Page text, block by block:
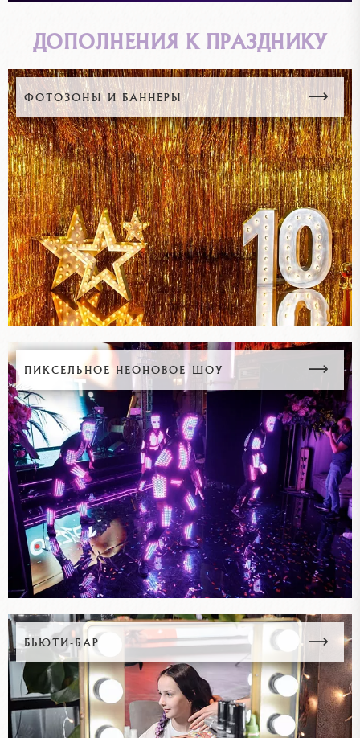
ДОПОЛНЕНИЯ К ПРАЗДНИКУ
ФОТОЗОНЫ И БАННЕРЫ
ПИКСЕЛЬНОЕ НЕОНОВОЕ ШОУ
БЬЮТИ-БАР